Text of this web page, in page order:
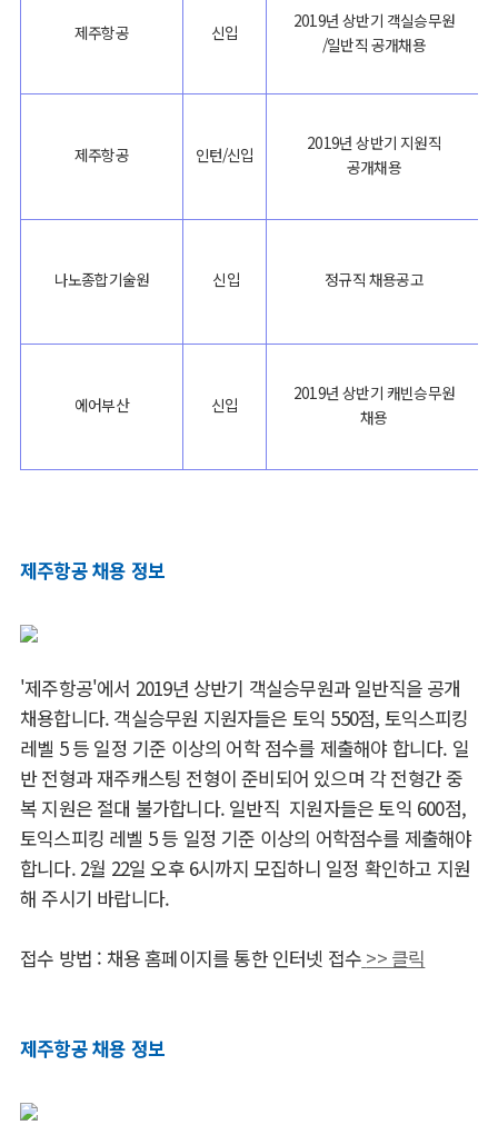
제주항공 신입
2019년 상반기 객실승무원
/일반직 공개채용
제주항공 인턴/신입
2019년 상반기 지원직
공개채용
나노종합기술원 신입 정규직 채용공고
에어부산 신입
2019년 상반기 캐빈승무원
채용
제주항공 채용 정보
'제주항공'에서 2019년 상반기 객실승무원과 일반직을 공개
채용합니다. 객실승무원 지원자들은 토익 550점, 토익스피킹
레벨 5 등 일정 기준 이상의 어학 점수를 제출해야 합니다. 일
반 전형과 재주캐스팅 전형이 준비되어 있으며 각 전형간 중
복 지원은 절대 불가합니다. 일반직 지원자들은 토익 600점,
토익스피킹 레벨 5 등 일정 기준 이상의 어학점수를 제출해야
합니다. 2월 22일 오후 6시까지 모집하니 일정 확인하고 지원
해 주시기 바랍니다.
접수 방법 : 채용 홈페이지를 통한 인터넷 접수 >> 클릭
제주항공 채용 정보